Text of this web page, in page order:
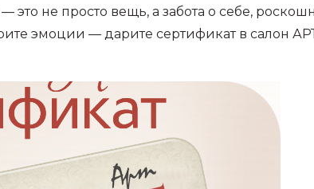
это не просто вещь, а забота о себе,
эмоции — дарите сертификат в салон